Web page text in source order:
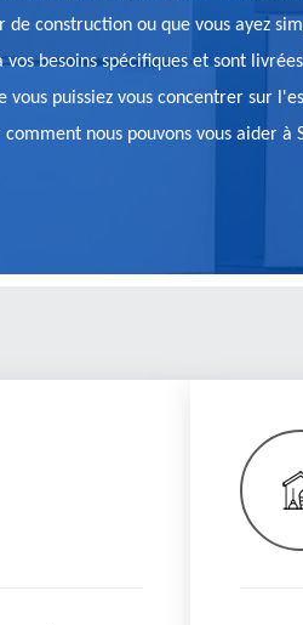
construction ou que vous ayez
besoins spécifiques et sont
puissiez vous concentrer sur
nous pouvons vous aider à